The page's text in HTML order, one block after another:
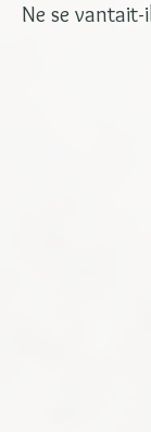
Ne se